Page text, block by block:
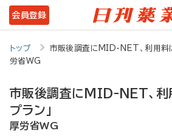
メ
イ
ン
テ
ン
会員登録
トップ
市販後調査にMID-NET、利用料
労省WG
市販後調査にMID-NET、利
プラン」
厚労省WG